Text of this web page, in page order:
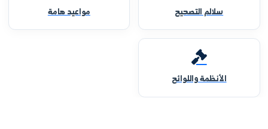
سلالم التصحيح